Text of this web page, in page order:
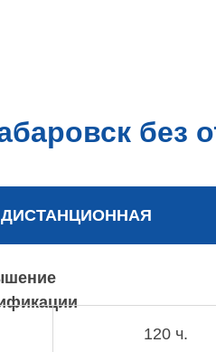
без
ДИСТАНЦИОННАЯ
120 ч.